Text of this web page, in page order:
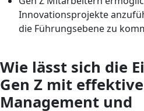
Innovationsprojekte
die Führungsebene zu
Wie lässt sich die
Gen Z mit
Management und